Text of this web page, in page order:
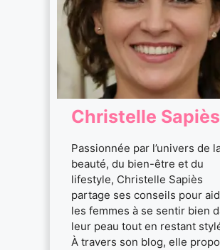
Christelle Sapiès
Passionnée par l’univers de
beauté, du bien-être et du
lifestyle, Christelle Sapiès
partage ses conseils pour
les femmes à se sentir bien
leur peau tout en restant
À travers son blog, elle